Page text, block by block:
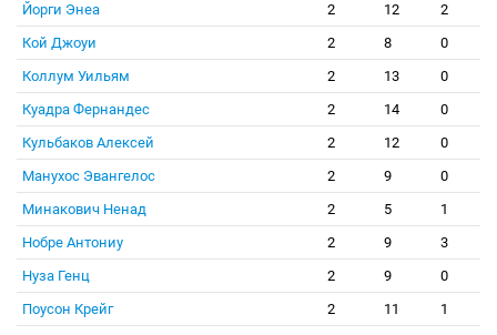
Йорги Энеа
2 12
2
Кой Джоуи
2 8
0
Коллум Уильям
2 13
0
Куадра Фернандес
2 14
0
Кульбаков Алексей
2 12
0
Манухос Эвангелос
2 9
0
Минакович Ненад
2 5
1
Нобре Антониу
2 9
3
Нуза Генц
2 9
0
Поусон Крейг
2 11
1